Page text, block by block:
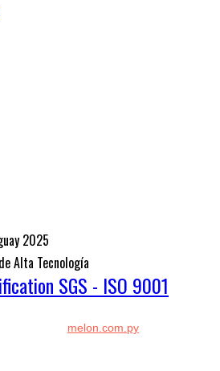
melon.com.py